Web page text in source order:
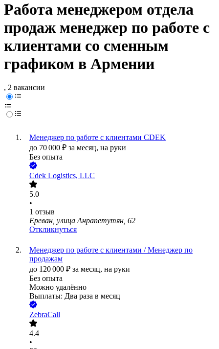
Работа менеджером отдела
продаж менеджер по работе с
клиентами со сменным
графиком в Армении
, 2 вакансии
Менеджер по работе с клиентами CDEK
до 70 000 ₽ за месяц, на руки
Без опыта
Сdek Logistics, LLC
5.0
•
1 отзыв
Ереван, улица Анрапетутян, 62
Откликнуться
Менеджер по работе с клиентами / Менеджер по
продажам
до 120 000 ₽ за месяц, на руки
Без опыта
Можно удалённо
Выплаты: Два раза в месяц
ZebraCall
4.4
•